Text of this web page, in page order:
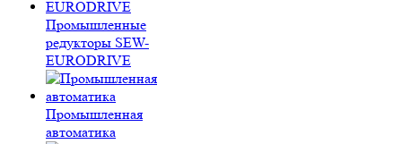
Промышленные
редукторы SEW-
EURODRIVE
Промышленная
автоматика